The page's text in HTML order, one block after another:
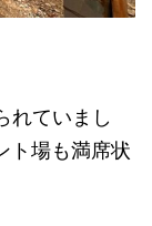
れていまし
ト場も満席状